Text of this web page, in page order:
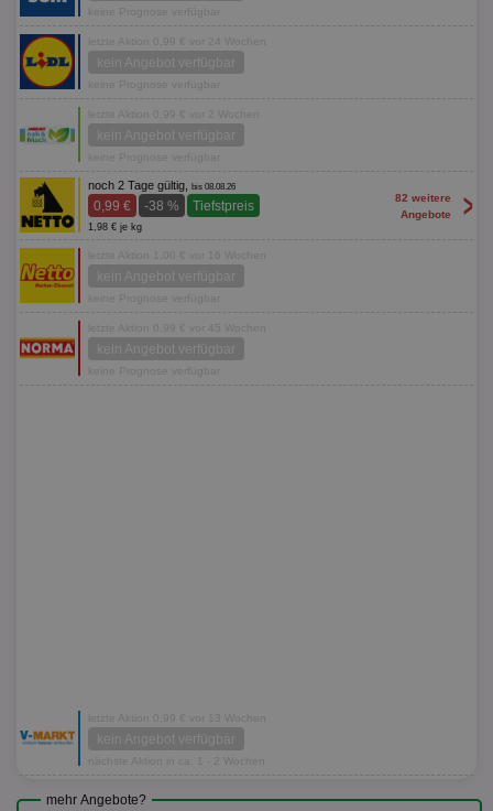
keine Prognose verfügbar
letzte Aktion 0,99 € vor 24 Wochen
kein Angebot verfügbar
keine Prognose verfügbar
letzte Aktion 0,99 € vor 2 Wochen
kein Angebot verfügbar
keine Prognose verfügbar
noch 2 Tage gültig, bis 08.08.26
0,99 € -38 % Tiefstpreis
1,98 € je kg
82 weitere
Angebote
>
letzte Aktion 1,00 € vor 16 Wochen
kein Angebot verfügbar
keine Prognose verfügbar
letzte Aktion 0,99 € vor 45 Wochen
kein Angebot verfügbar
keine Prognose verfügbar
letzte Aktion 0,99 € vor 13 Wochen
kein Angebot verfügbar
nächste Aktion in ca. 1 - 2 Wochen
mehr Angebote?